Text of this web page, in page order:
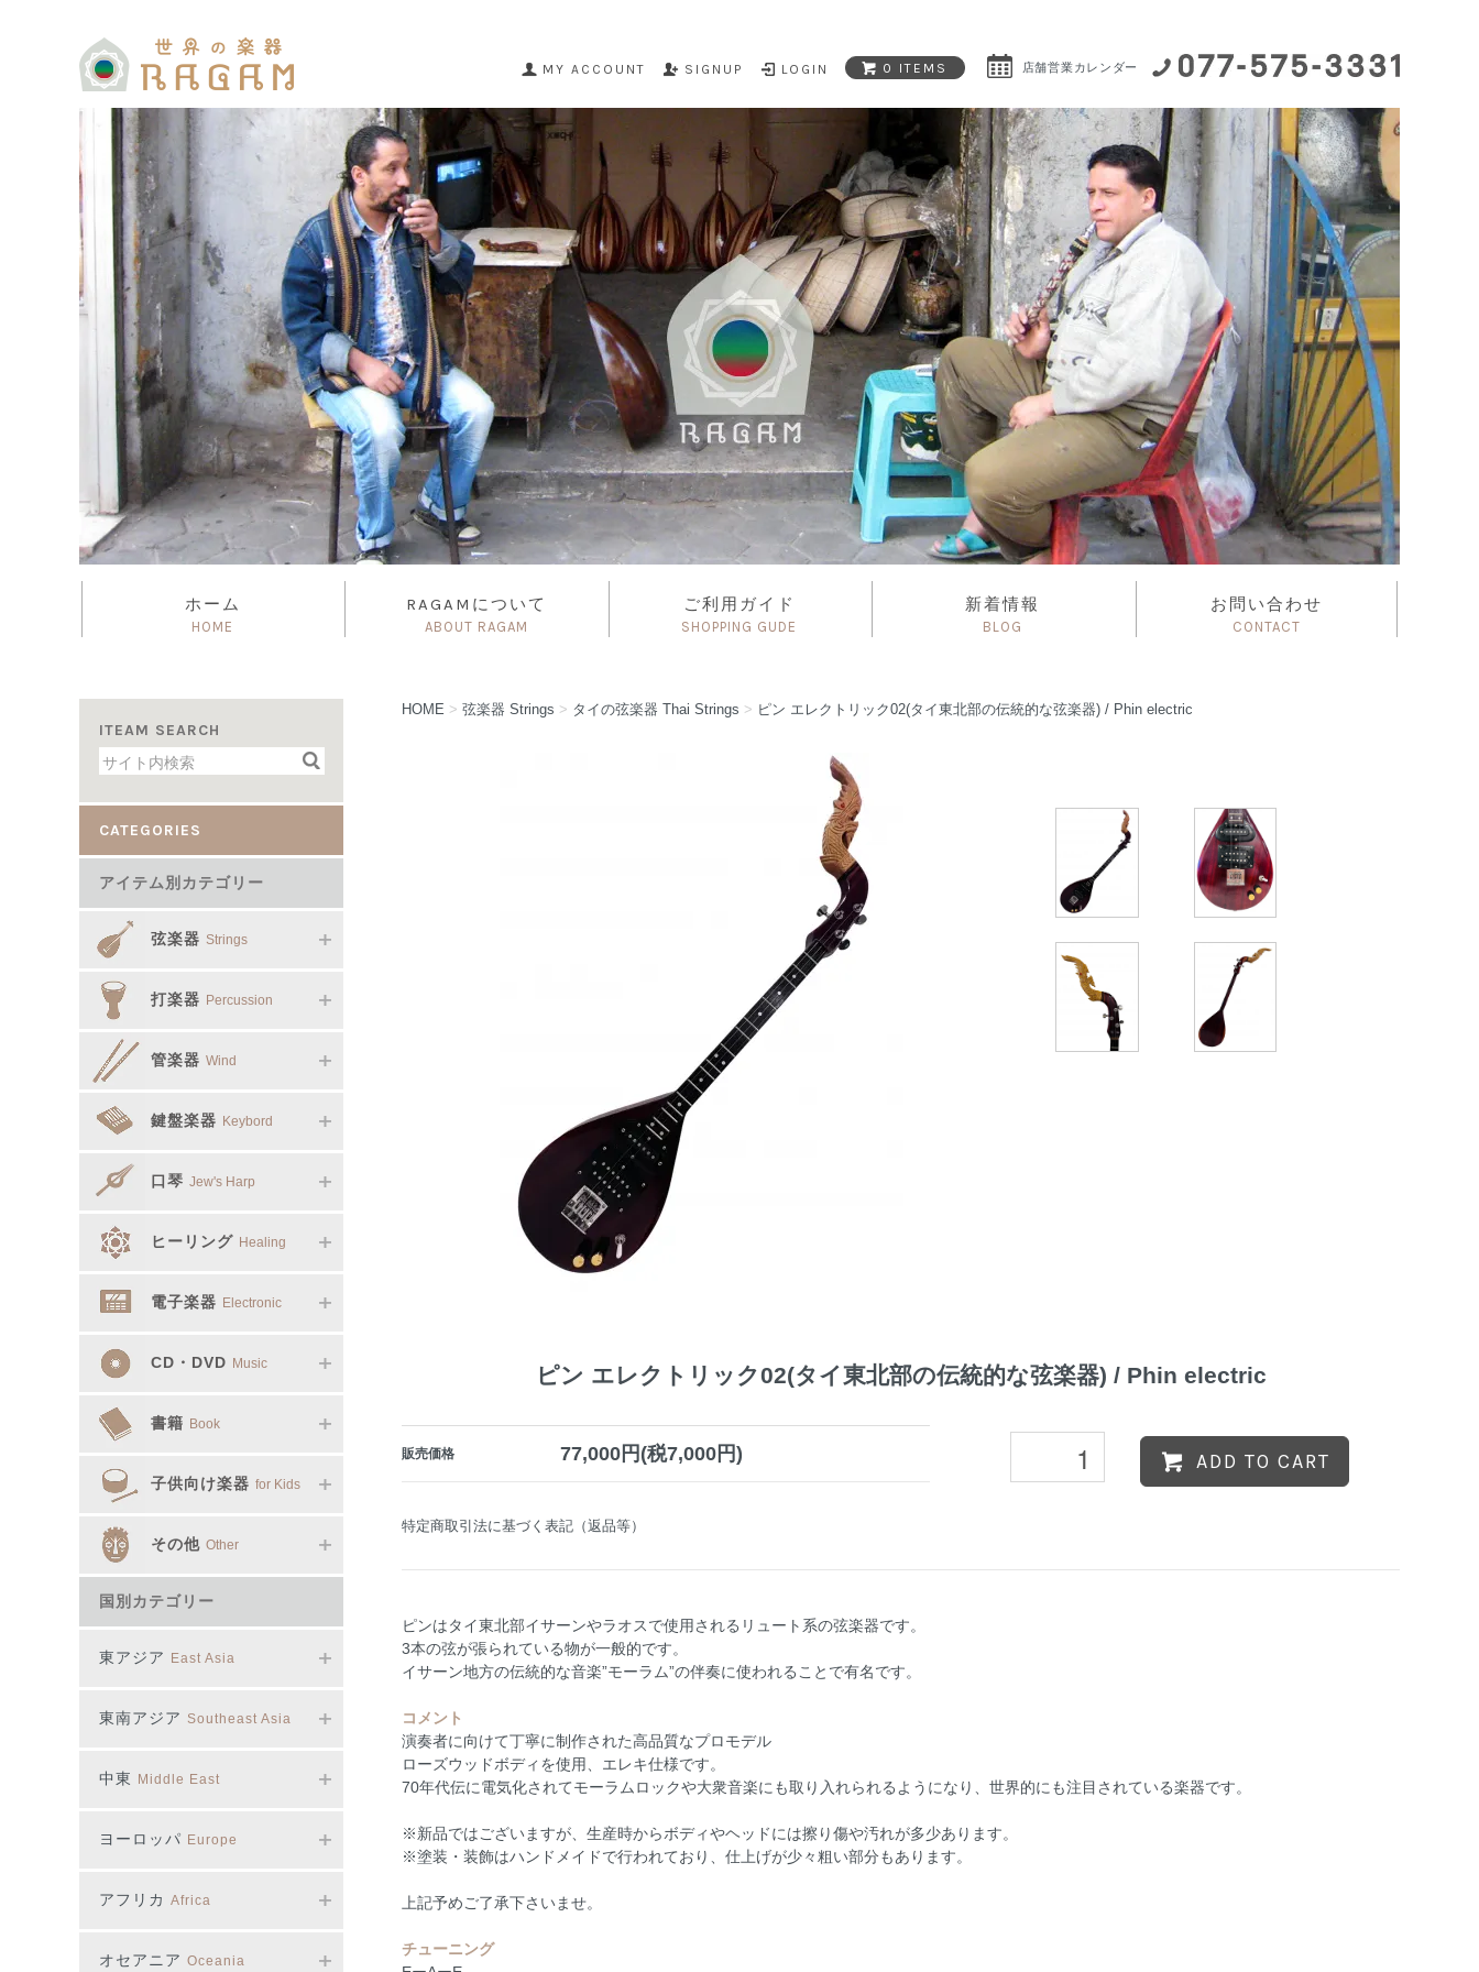
MY ACCOUNT SIGNUP LOGIN 0 ITEMS 店舗営業カレンダー
ホーム
HOME
RAGAMについて
ABOUT RAGAM
ご利用ガイド
SHOPPING GUDE
新着情報
BLOG
お問い合わせ
CONTACT
ITEAM SEARCH
CATEGORIES
アイテム別カテゴリー
弦楽器 Strings
打楽器 Percussion
管楽器Wind
鍵盤楽器 Keybord
口琴Jew's Harp
ヒーリング Healing
電子楽器 Electronic
CD・DVD Music
書籍 Book
子供向け楽器for Kids
その他Other
国別カテゴリー
東アジア East Asia
東南アジア Southeast Asia
中東 Middle East
ヨーロッパ Europe
アフリカ Africa
オセアニア Oceania
HOME > 弦楽器 Strings > タイの弦楽器 Thai Strings > ピン エレクトリック02(タイ東北部の伝統的な弦楽器) / Phin electric
ピン エレクトリック02(タイ東北部の伝統的な弦楽器) / Phin electric
販売価格 77,000円(税7,000円)
特定商取引法に基づく表記（返品等）
ADD TO CART
ピンはタイ東北部イサーンやラオスで使用されるリュート系の弦楽器です。
3本の弦が張られている物が一般的です。
イサーン地方の伝統的な音楽”モーラム”の伴奏に使われることで有名です。
コメント
演奏者に向けて丁寧に制作された高品質なプロモデル
ローズウッドボディを使用、エレキ仕様です。
70年代伝に電気化されてモーラムロックや大衆音楽にも取り入れられるようになり、世界的にも注目されている楽器です。
※新品ではございますが、生産時からボディやヘッドには擦り傷や汚れが多少あります。
※塗装・装飾はハンドメイドで行われており、仕上げが少々粗い部分もあります。
上記予めご了承下さいませ。
チューニング